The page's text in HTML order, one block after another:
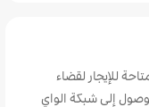
للإيجار لقضاء
إلى شبكة الواي